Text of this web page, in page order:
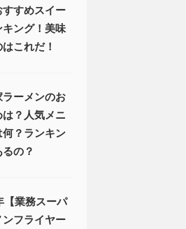
すすめスイー
キング！美味
これだ！
ラーメンのお
？人気メニ
何？ランキン
の？
【業務スーパ
ンフライヤー